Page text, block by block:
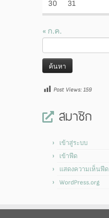
30 31
« ก.ค.
สำหรับ:
Post Views: 159
สมาชิก
เข้าสู่ระบบ
เข้าฟีด
แสดงความเห็นฟีด
WordPress.org